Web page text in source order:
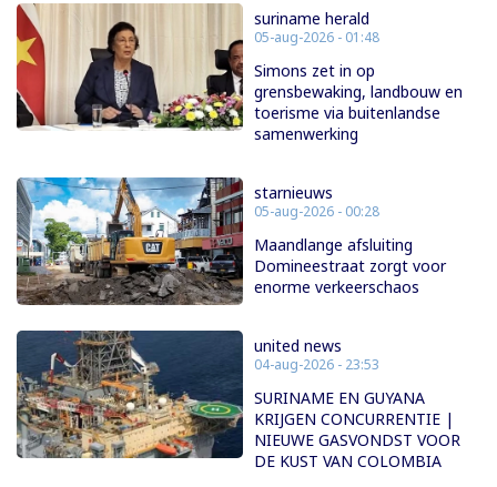
suriname herald
05-aug-2026 - 01:48
Simons zet in op
grensbewaking, landbouw en
toerisme via buitenlandse
samenwerking
starnieuws
05-aug-2026 - 00:28
Maandlange afsluiting
Domineestraat zorgt voor
enorme verkeerschaos
united news
04-aug-2026 - 23:53
SURINAME EN GUYANA
KRIJGEN CONCURRENTIE |
NIEUWE GASVONDST VOOR
DE KUST VAN COLOMBIA